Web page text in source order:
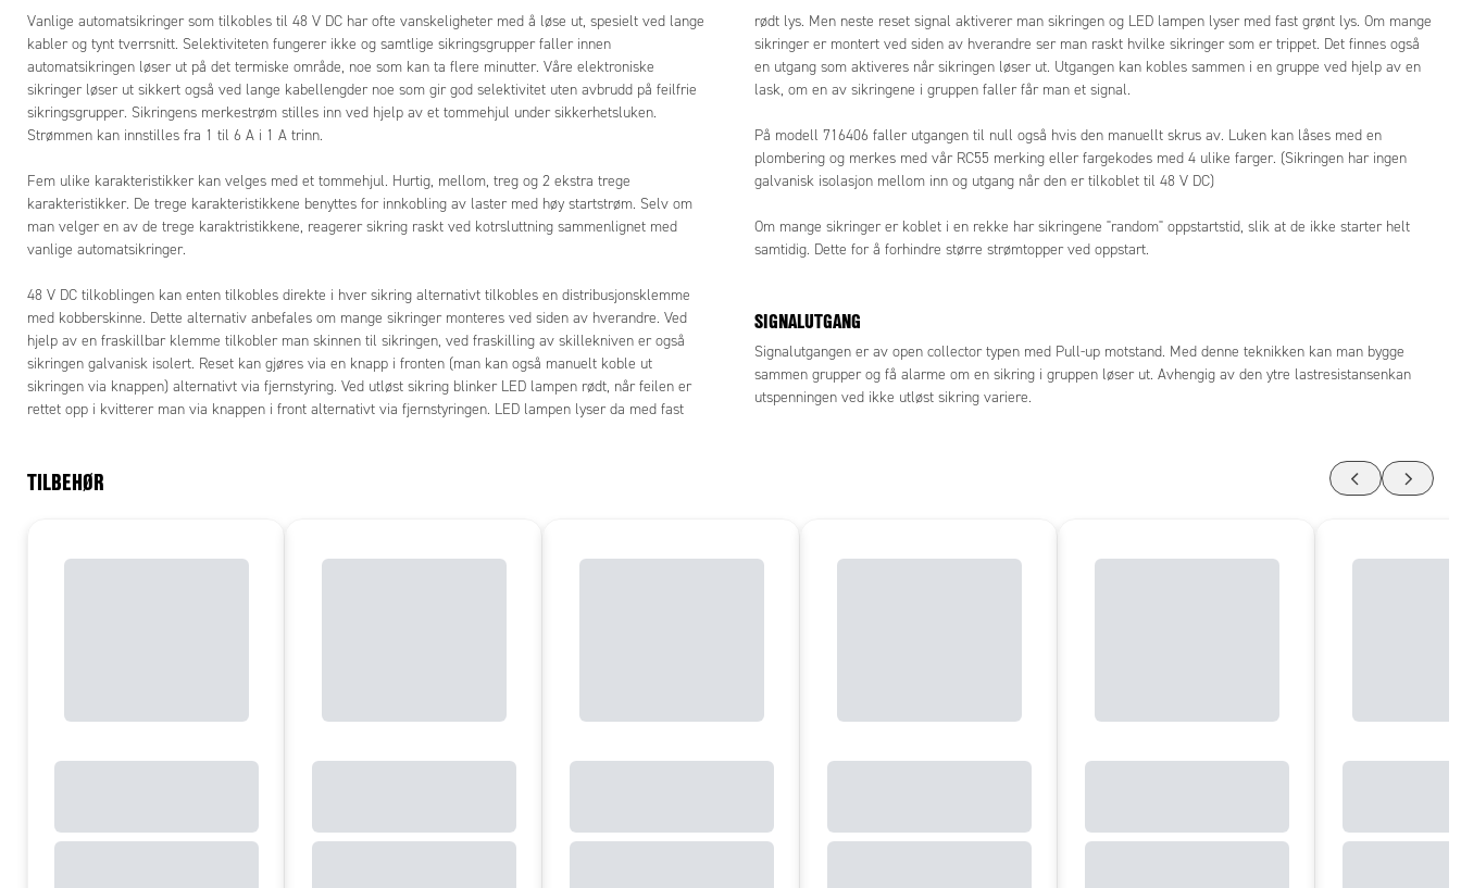
Avhengig av den ytre lastresistansenkan utspenningen ved ikke
utløst sikring variere.
Vanlige automatsikringer som tilkobles til 48 V DC har ofte vanskeligheter med å løse ut, spesielt ved lange
kabler og tynt tverrsnitt. Selektiviteten fungerer ikke og samtlige sikringsgrupper faller innen
automatsikringen løser ut på det termiske område, noe som kan ta flere minutter. Våre elektroniske
sikringer løser ut sikkert også ved lange kabellengder noe som gir god selektivitet uten avbrudd på feilfrie
sikringsgrupper. Sikringens merkestrøm stilles inn ved hjelp av et tommehjul under sikkerhetsluken.
Strømmen kan innstilles fra 1 til 6 A i 1 A trinn.
Fem ulike karakteristikker kan velges med et tommehjul. Hurtig, mellom, treg og 2 ekstra trege
karakteristikker. De trege karakteristikkene benyttes for innkobling av laster med høy startstrøm. Selv om
man velger en av de trege karaktristikkene, reagerer sikring raskt ved kotrsluttning sammenlignet med
vanlige automatsikringer.
48 V DC tilkoblingen kan enten tilkobles direkte i hver sikring alternativt tilkobles en distribusjonsklemme
med kobberskinne. Dette alternativ anbefales om mange sikringer monteres ved siden av hverandre. Ved
hjelp av en fraskillbar klemme tilkobler man skinnen til sikringen, ved fraskilling av skillekniven er også
sikringen galvanisk isolert. Reset kan gjøres via en knapp i fronten (man kan også manuelt koble ut
sikringen via knappen) alternativt via fjernstyring. Ved utløst sikring blinker LED lampen rødt, når feilen er
rettet opp i kvitterer man via knappen i front alternativt via fjernstyringen. LED lampen lyser da med fast
rødt lys. Men neste reset signal aktiverer man sikringen og LED lampen lyser med fast grønt lys. Om mange
sikringer er montert ved siden av hverandre ser man raskt hvilke sikringer som er trippet. Det finnes også
en utgang som aktiveres når sikringen løser ut. Utgangen kan kobles sammen i en gruppe ved hjelp av en
lask, om en av sikringene i gruppen faller får man et signal.
På modell 716406 faller utgangen til null også hvis den manuellt skrus av. Luken kan låses med en
plombering og merkes med vår RC55 merking eller fargekodes med 4 ulike farger. (Sikringen har ingen
galvanisk isolasjon mellom inn og utgang når den er tilkoblet til 48 V DC)
Om mange sikringer er koblet i en rekke har sikringene "random" oppstartstid, slik at de ikke starter helt
samtidig. Dette for å forhindre større strømtopper ved oppstart.
SIGNALUTGANG
Signalutgangen er av open collector typen med Pull-up motstand. Med denne teknikken kan man bygge
sammen grupper og få alarme om en sikring i gruppen løser ut. Avhengig av den ytre lastresistansenkan
utspenningen ved ikke utløst sikring variere.
TILBEHØR